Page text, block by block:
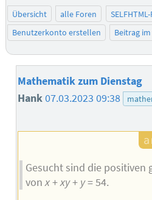
Übersicht alle Foren
Benutzerkonto erstellen
Beitrag
Mathematik zum Dienstag
Hank07.03.2023 09:38
Gesucht sind die positiven
vonx+xy+ y= 54.